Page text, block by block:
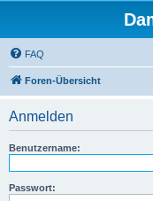
FAQ
Foren-Übersicht
Anmelden
Benutzername:
Passwort: